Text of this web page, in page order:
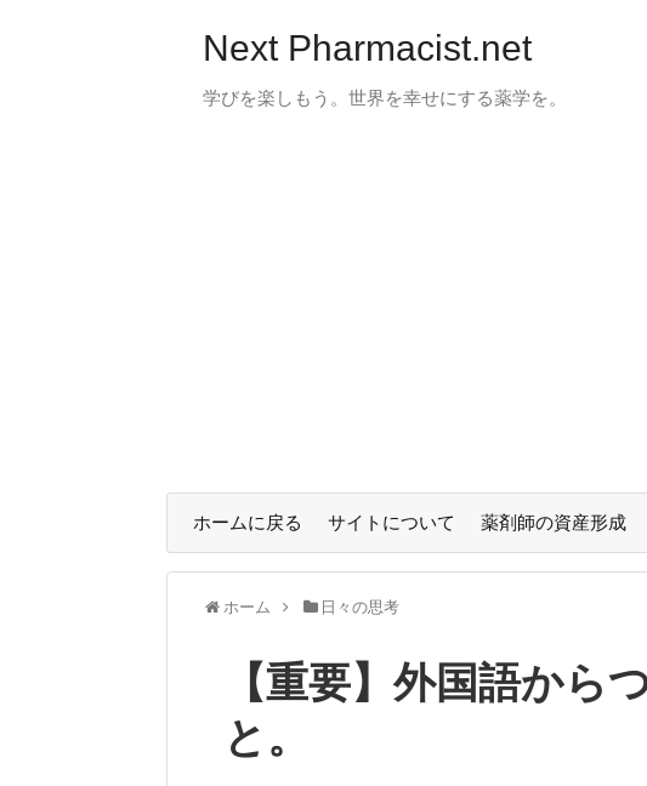
Next Pharmacist.net
学びを楽しもう。世界を幸せにする薬学を。
ホームに戻る サイトについて 薬剤師の資産形成
ホーム 日々の思考
【重要】外国語から
と。